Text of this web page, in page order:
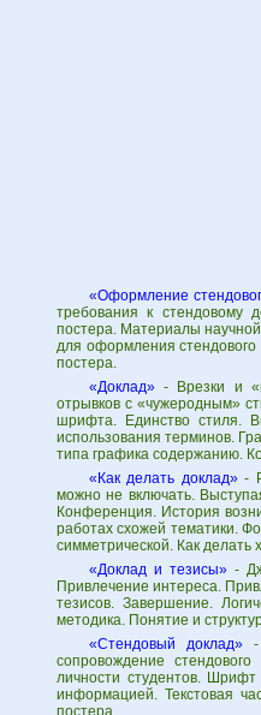
«Оформление
требования к стендовому
постера. Материалы
для оформления
постера.
«Доклад»- Врезки и
отрывков с «чужеродным»
шрифта. Единство стиля.
использования терминов.
типа графика содержанию.
«Как делать доклад»-
можно не включать.
Конференция. История
работах схожей тематики.
симметрической. Как
«Доклад и тезисы»-
Привлечение интереса.
тезисов. Завершение.
методика. Понятие и
«Стендовый доклад»-
сопровождение
личности студентов. Шрифт
информацией. Текстовая
постера.